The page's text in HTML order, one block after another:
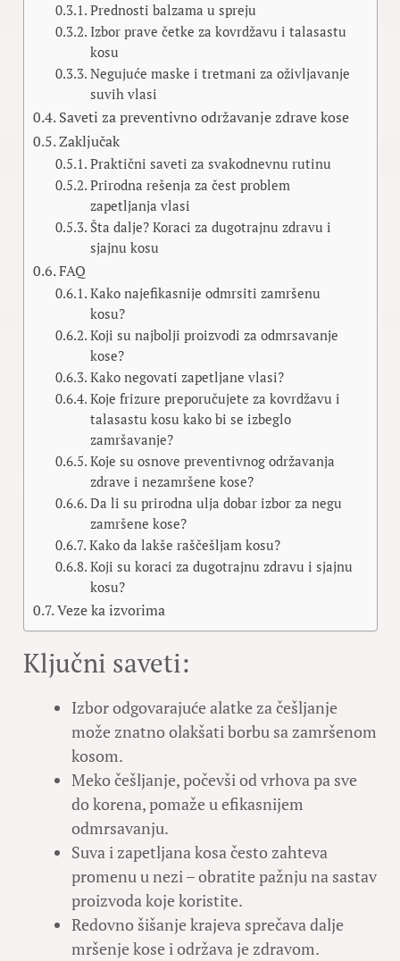
Prednosti balzama u spreju
Izbor prave četke za kovrdžavu i talasastu
kosu
Negujuće maske i tretmani za oživljavanje
suvih vlasi
Saveti za preventivno održavanje zdrave kose
Zaključak
Praktični saveti za svakodnevnu rutinu
Prirodna rešenja za čest problem
zapetljanja vlasi
Šta dalje? Koraci za dugotrajnu zdravu i
sjajnu kosu
FAQ
Kako najefikasnije odmrsiti zamršenu
kosu?
Koji su najbolji proizvodi za odmrsavanje
kose?
Kako negovati zapetljane vlasi?
Koje frizure preporučujete za kovrdžavu i
talasastu kosu kako bi se izbeglo
zamršavanje?
Koje su osnove preventivnog održavanja
zdrave i nezamršene kose?
Da li su prirodna ulja dobar izbor za negu
zamršene kose?
Kako da lakše raščešljam kosu?
Koji su koraci za dugotrajnu zdravu i sjajnu
kosu?
Veze ka izvorima
Ključni saveti:
Izbor odgovarajuće alatke za češljanje
može znatno olakšati borbu sa zamršenom
kosom.
Meko češljanje, počevši od vrhova pa sve
do korena, pomaže u efikasnijem
odmrsavanju.
Suva i zapetljana kosa često zahteva
promenu u nezi – obratite pažnju na sastav
proizvoda koje koristite.
Redovno šišanje krajeva sprečava dalje
mršenje kose i održava je zdravom.